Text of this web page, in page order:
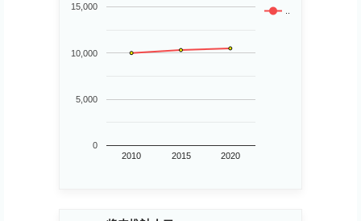
..
2010 2015 2020
0
5,000
10,000
15,000